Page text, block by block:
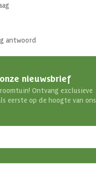
antwoord
nieuwsbrief
Ontvang exclusieve
eerste op de hoogte van ons